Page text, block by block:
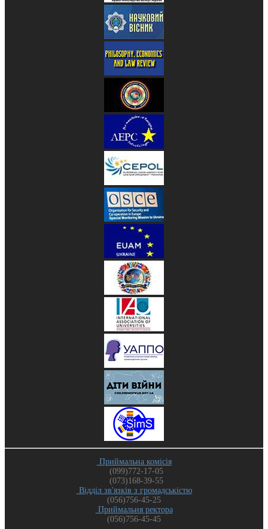
Приймальна комісія
(099)772-17-05
(073)168-39-55
Відділ зв'язків з громадськістю
(056)756-45-25
Приймальня ректора
(056)756-45-45